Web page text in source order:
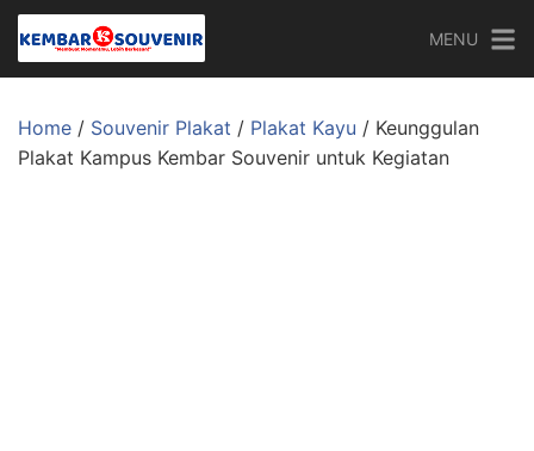
Skip
content
MENU
Home / Souvenir Plakat / Plakat Kayu / Keunggulan
Plakat Kampus Kembar Souvenir untuk Kegiatan